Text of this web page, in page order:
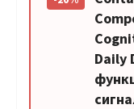
Daily